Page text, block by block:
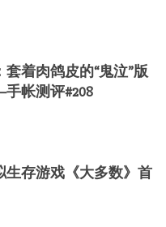
套着肉鸽皮的“鬼泣”版
帐测评#208
生存游戏《大多数》首